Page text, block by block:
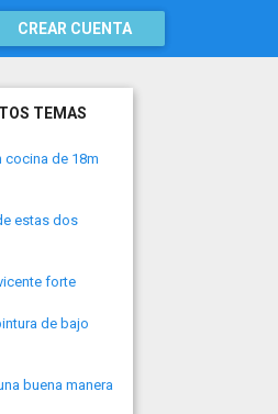
CREAR CUENTA
TEMAS
cocina de 18m
estas dos
forte
de bajo
buena manera